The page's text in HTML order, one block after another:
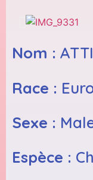
Nom :
Race :
Sexe :
Espèce :